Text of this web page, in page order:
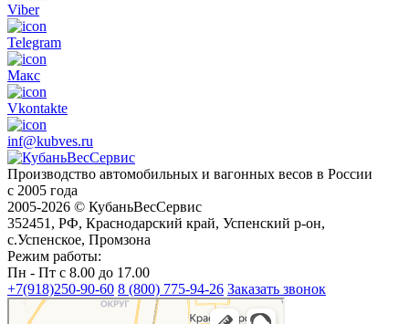
Viber
Telegram
Макс
Vkontakte
inf@kubves.ru
Производство автомобильных и вагонных весов в России
с 2005 года
2005-2026 © КубаньВесСервис
352451, РФ, Краснодарский край, Успенский р-он,
с.Успенское, Промзона
Режим работы:
Пн - Пт с 8.00 до 17.00
+7(918)250-90-60 8 (800) 775-94-26 Заказать звонок
Краснодар
Краснодар — Яндекс Карты